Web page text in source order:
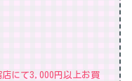
にて3,000円以上お買